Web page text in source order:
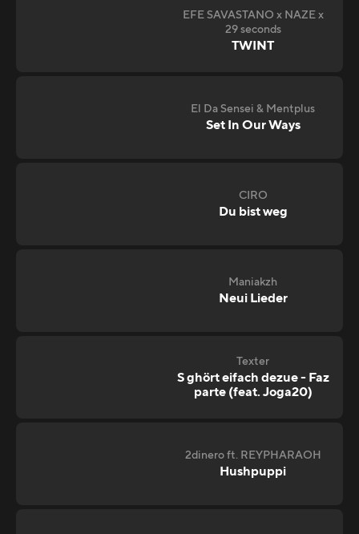
EFE SAVASTANO x NAZE x
29 seconds
TWINT
El Da Sensei & Mentplus
Set In Our Ways
CIRO
Du bist weg
Maniakzh
Neui Lieder
Texter
S ghört eifach dezue - Faz
parte (feat. Joga20)
2dinero ft. REYPHARAOH
Hushpuppi